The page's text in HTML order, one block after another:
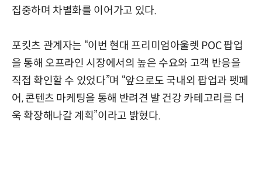
집중하며 차별화를 이어가고 있다.
포킷츠 관계자는 “이번 현대 프리미엄아울렛 POC 팝업
을 통해 오프라인 시장에서의 높은 수요와 고객 반응을
직접 확인할 수 있었다”며 “앞으로도 국내외 팝업과 펫페
어, 콘텐츠 마케팅을 통해 반려견 발 건강 카테고리를 더
욱 확장해나갈 계획”이라고 밝혔다.